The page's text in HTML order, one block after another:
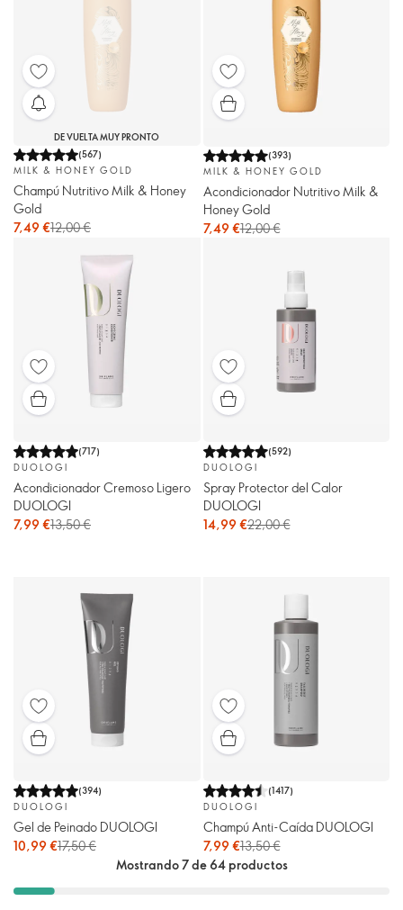
DE VUELTA MUY PRONTO
(567)
MILK & HONEY GOLD
Champú Nutritivo Milk & Honey
Gold
7,49 €12,00 €
(393)
MILK & HONEY GOLD
Acondicionador Nutritivo Milk &
Honey Gold
7,49 €12,00 €
(717)
DUOLOGI
Acondicionador Cremoso Ligero
DUOLOGI
7,99 €13,50 €
(592)
DUOLOGI
Spray Protector del Calor
DUOLOGI
14,99 €22,00 €
(394)
DUOLOGI
Gel de Peinado DUOLOGI
10,99 €17,50 €
(1417)
DUOLOGI
Champú Anti-Caída DUOLOGI
7,99 €13,50 €
Mostrando 7 de 64 productos